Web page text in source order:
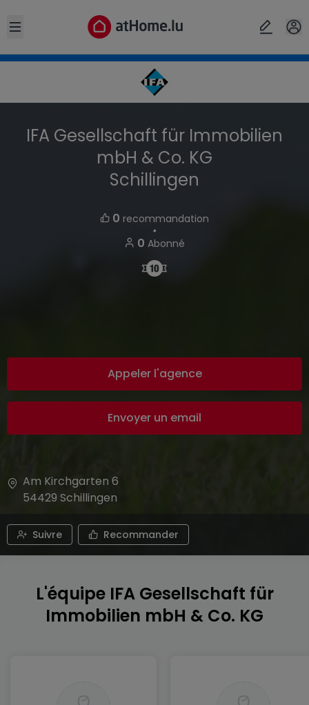
Open sidebar
IFA Gesellschaft für Immobilien
mbH & Co. KG
Schillingen
0 recommandation
・
0 Abonné
Appeler l'agence
Envoyer un email
Am Kirchgarten 6
54429 Schillingen
Suivre Recommander
L'équipe IFA Gesellschaft für
Immobilien mbH & Co. KG